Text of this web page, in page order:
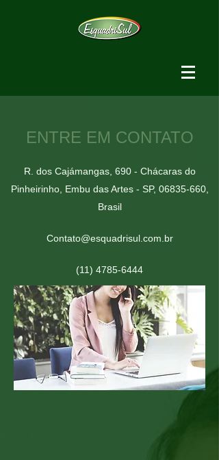
ENTRE EM CONTATO
R. dos Cajámangas, 690 - Chácaras do
Pinheirinho, Embu das Artes - SP, 06835-660,
Brasil
Contato@esquadrisul.com.br
(11) 4785-6444